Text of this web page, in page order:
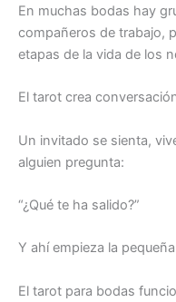
En muchas bodas hay
compañeros de trabajo,
etapas de la vida de los
El tarot crea
Un invitado se sienta,
alguien pregunta:
“¿Qué te ha salido?”
Y ahí empieza la
El tarot para bodas